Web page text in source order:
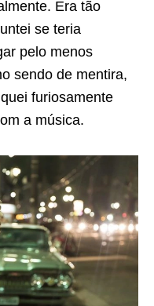
Era tão
se teria
pelo menos
sendo de mentira,
furiosamente
a música.